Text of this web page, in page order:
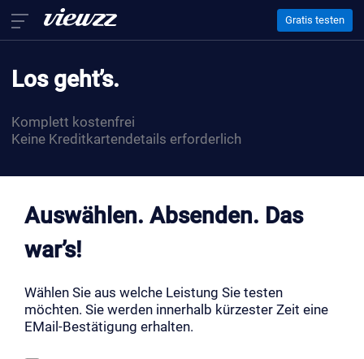
Home
Leistungen
3D Animation
Architektur Visualisierung
Über Uns
Kontakt
ENFRDE
Gratis testen
Los geht’s.
Komplett kostenfrei
Keine Kreditkartendetails erforderlich
Auswählen. Absenden. Das
war’s!
Wählen Sie aus welche Leistung Sie testen
möchten. Sie werden innerhalb kürzester Zeit eine
EMail-Bestätigung erhalten.